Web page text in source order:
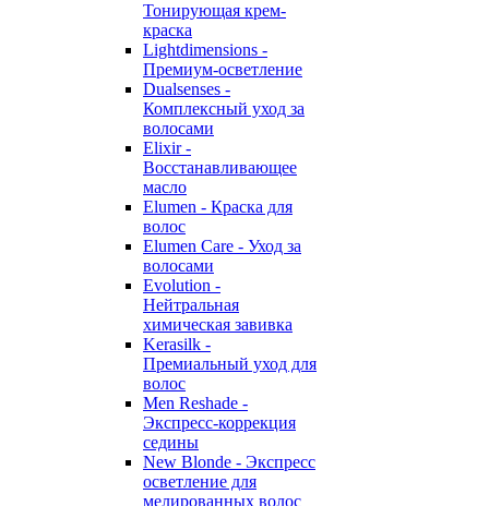
Тонирующая крем-
краска
Lightdimensions -
Премиум-осветление
Dualsenses -
Комплексный уход за
волосами
Elixir -
Восстанавливающее
масло
Elumen - Краска для
волос
Elumen Care - Уход за
волосами
Evolution -
Нейтральная
химическая завивка
Kerasilk -
Премиальный уход для
волос
Men Reshade -
Экспресс-коррекция
седины
New Blonde - Экспресс
осветление для
мелированных волос